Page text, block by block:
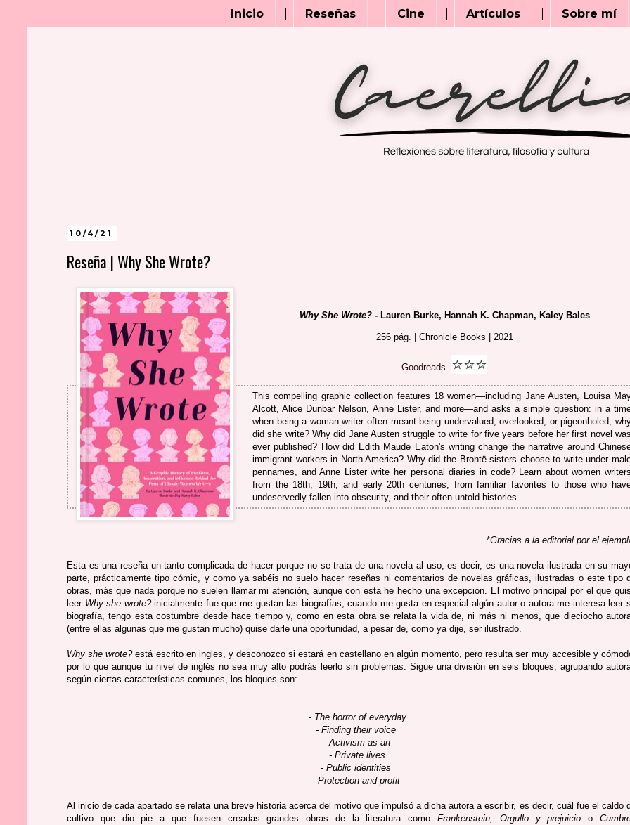
Inicio Reseñas Cine Artículos Sobre mí
10/4/21
Reseña | Why She Wrote?
Why She Wrote?- Lauren Burke, Hannah K. Chapman, Kaley Bales
256 pág. | Chronicle Books | 2021
Goodreads ⭐⭐⭐
This compelling graphic collection features 18 women—including Jane Austen, Louisa
Alcott, Alice Dunbar Nelson, Anne Lister, and more—and asks a simple question: in a
when being a woman writer often meant being undervalued, overlooked, or pigeonholed,
did she write? Why did Jane Austen struggle to write for five years before her first novel was
ever published? How did Edith Maude Eaton's writing change the narrative around
immigrant workers in North America? Why did the Brontë sisters choose to write under
pennames, and Anne Lister write her personal diaries in code? Learn about women writers
from the 18th, 19th, and early 20th centuries, from familiar favorites to those who
undeservedly fallen into obscurity, and their often untold histories.
*Gracias a la editorial por el
Esta es una reseña un tanto complicada de hacer porque no se trata de una novela al uso, es decir, es una novela ilustrada en su
parte, prácticamente tipo cómic, y como ya sabéis no suelo hacer reseñas ni comentarios de novelas gráficas, ilustradas o este tipo
obras, más que nada porque no suelen llamar mi atención, aunque con esta he hecho una excepción. El motivo principal por el que
leer Why she wrote?inicialmente fue que me gustan las biografías, cuando me gusta en especial algún autor o autora me interesa leer
biografía, tengo esta costumbre desde hace tiempo y, como en esta obra se relata la vida de, ni más ni menos, que dieciocho
(entre ellas algunas que me gustan mucho) quise darle una oportunidad, a pesar de, como ya dije, ser ilustrado.
Why she wrote?está escrito en ingles, y desconozco si estará en castellano en algún momento, pero resulta ser muy accesible y
por lo que aunque tu nivel de inglés no sea muy alto podrás leerlo sin problemas. Sigue una división en seis bloques, agrupando
según ciertas características comunes, los bloques son:
- The horror of everyday
- Finding their voice
- Activism as art
- Private lives
- Public identities
- Protection and profit
Al inicio de cada apartado se relata una breve historia acerca del motivo que impulsó a dicha autora a escribir, es decir, cuál fue el caldo
cultivo que dio pie a que fuesen creadas grandes obras de la literatura comoFrankenstein, Orgullo y prejuicioo